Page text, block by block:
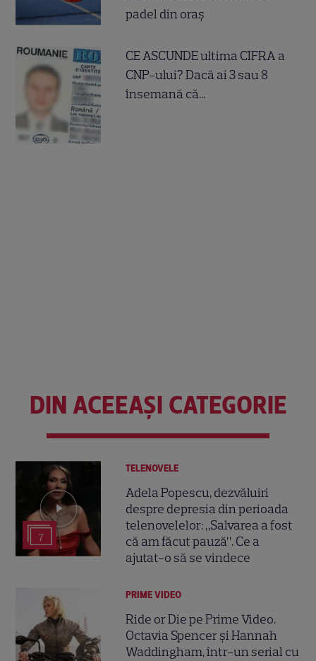
padel din oraș
CE ASCUNDE ultima CIFRA a
CNP-ului? Dacă ai 3 sau 8
însemană că...
DIN ACEEAȘI CATEGORIE
7
TELENOVELE
Adela Popescu, dezvăluiri
despre depresia din perioada
telenovelelor: „Salvarea a fost
că am făcut pauză”. Ce a
ajutat-o să se vindece
PRIME VIDEO
Ride or Die pe Prime Video.
Octavia Spencer și Hannah
Waddingham, într-un serial cu